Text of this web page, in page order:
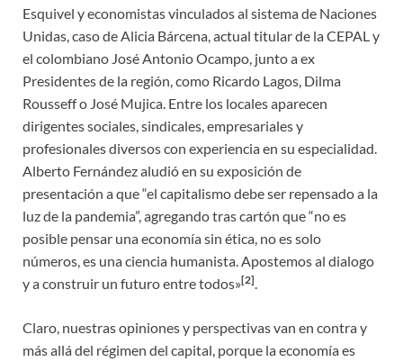
Esquivel y economistas vinculados al sistema de Naciones
Unidas, caso de Alicia Bárcena, actual titular de la CEPAL y
el colombiano José Antonio Ocampo, junto a ex
Presidentes de la región, como Ricardo Lagos, Dilma
Rousseff o José Mujica. Entre los locales aparecen
dirigentes sociales, sindicales, empresariales y
profesionales diversos con experiencia en su especialidad.
Alberto Fernández aludió en su exposición de
presentación a que “el capitalismo debe ser repensado a la
luz de la pandemia”, agregando tras cartón que “no es
posible pensar una economía sin ética, no es solo
números, es una ciencia humanista. Apostemos al dialogo
y a construir un futuro entre todos»[2].
Claro, nuestras opiniones y perspectivas van en contra y
más allá del régimen del capital, porque la economía es